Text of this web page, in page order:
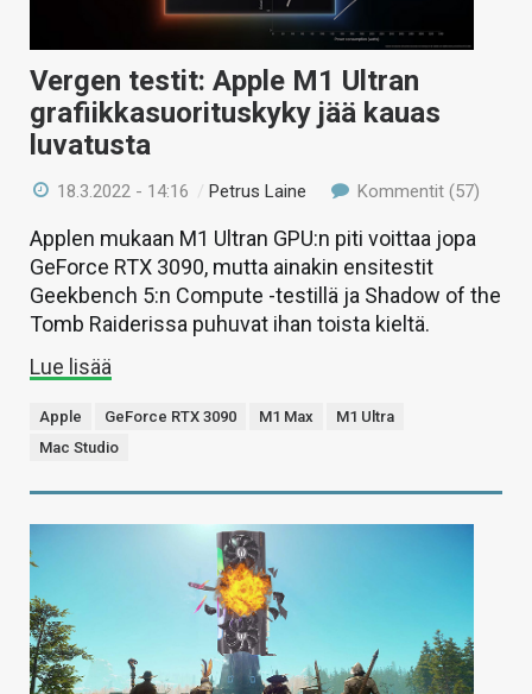
HAKU
Vergen testit: Apple M1 Ultran
grafiikkasuorituskyky jää kauas
luvatusta
18.3.2022 - 14:16 / Petrus Laine Kommentit (57)
Applen mukaan M1 Ultran GPU:n piti voittaa jopa
GeForce RTX 3090, mutta ainakin ensitestit
Geekbench 5:n Compute -testillä ja Shadow of the
Tomb Raiderissa puhuvat ihan toista kieltä.
Lue lisää
Apple GeForce RTX 3090 M1 Max
M1 Ultra
Mac Studio